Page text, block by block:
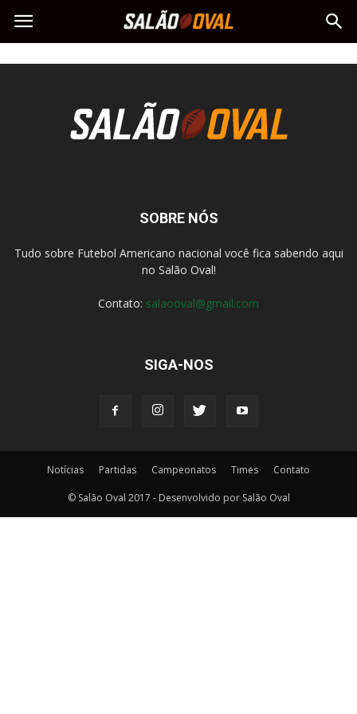
SOBRE NÓS
Tudo sobre Futebol Americano nacional você fica sabendo aqui
no Salão Oval!
Contato: salaooval@gmail.com
SIGA-NOS
Notícias Partidas Campeonatos Times Contato
© Salão Oval 2017 - Desenvolvido por Salão Oval